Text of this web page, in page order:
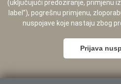
(uključujući predoziranje, primjenu
label”), pogrešnu primjenu,
nuspojave koje nastaju zbog
Prijava